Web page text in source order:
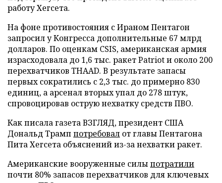
работу Хегсета.
На фоне противостояния с Ираном Пентагон
запросил у Конгресса дополнительные 67 млрд
долларов. По оценкам CSIS, американская армия
израсходовала до 1,6 тыс. ракет Patriot и около 200
перехватчиков THAAD. В результате запасы
первых сократились с 2,3 тыс. до примерно 830
единиц, а арсенал вторых упал до 278 штук,
спровоцировав острую нехватку средств ПВО.
Как писала газета ВЗГЛЯД, президент США
Дональд Трамп потребовал от главы Пентагона
Пита Хегсета объяснений из-за нехватки ракет.
Американские вооруженные силыпотратили
почти 80% запасов перехватчиков для ключевых